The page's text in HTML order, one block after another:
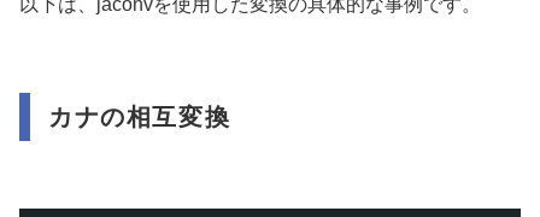
以下は、jaconvを使用した変換の具体的な事例です。
カナの相互変換